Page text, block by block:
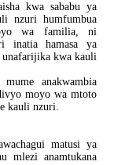
kwa sababu ya
nzuri humfumbua
wa familia, ni
inatia hamasa ya
kwa kauli
anakwambia
moyo wa mtoto
kauli nzuri.
matusi ya
mlezi anamtukana